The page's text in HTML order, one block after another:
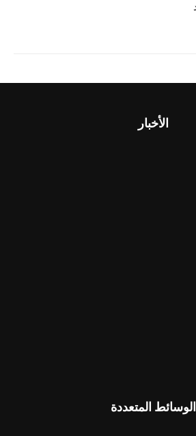
الأخبار
الوسائط المتعددة